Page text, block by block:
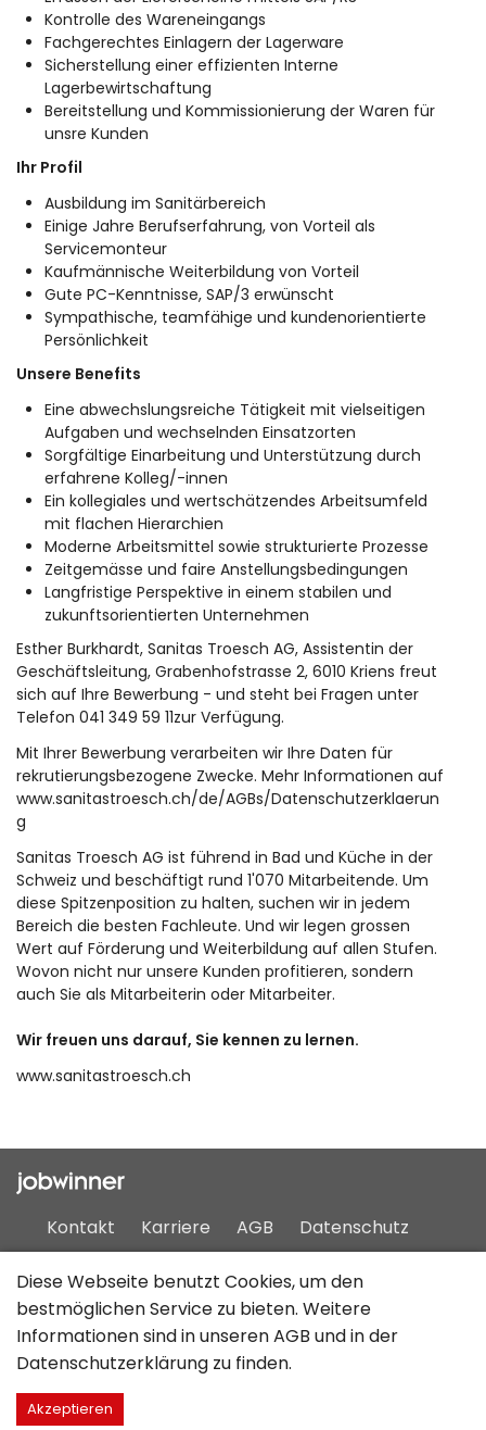
Kontrolle des Wareneingangs
Fachgerechtes Einlagern der Lagerware
Sicherstellung einer effizienten Interne
Lagerbewirtschaftung
Bereitstellung und Kommissionierung der Waren für
unsre Kunden
Ihr Profil
Ausbildung im Sanitärbereich
Einige Jahre Berufserfahrung, von Vorteil als
Servicemonteur
Kaufmännische Weiterbildung von Vorteil
Gute PC-Kenntnisse, SAP/3 erwünscht
Sympathische, teamfähige und kundenorientierte
Persönlichkeit
Unsere Benefits
Eine abwechslungsreiche Tätigkeit mit vielseitigen
Aufgaben und wechselnden Einsatzorten
Sorgfältige Einarbeitung und Unterstützung durch
erfahrene Kolleg/-innen
Ein kollegiales und wertschätzendes Arbeitsumfeld
mit flachen Hierarchien
Moderne Arbeitsmittel sowie strukturierte Prozesse
Zeitgemässe und faire Anstellungsbedingungen
Langfristige Perspektive in einem stabilen und
zukunftsorientierten Unternehmen
Esther Burkhardt, Sanitas Troesch AG, Assistentin der
Geschäftsleitung, Grabenhofstrasse 2, 6010 Kriens freut
sich auf Ihre Bewerbung - und steht bei Fragen unter
Telefon 041 349 59 11zur Verfügung.
Mit Ihrer Bewerbung verarbeiten wir Ihre Daten für
rekrutierungsbezogene Zwecke. Mehr Informationen auf
www.sanitastroesch.ch/de/AGBs/Datenschutzerklaerun
g
Sanitas Troesch AG ist führend in Bad und Küche in der
Schweiz und beschäftigt rund 1'070 Mitarbeitende. Um
diese Spitzenposition zu halten, suchen wir in jedem
Bereich die besten Fachleute. Und wir legen grossen
Wert auf Förderung und Weiterbildung auf allen Stufen.
Wovon nicht nur unsere Kunden profitieren, sondern
auch Sie als Mitarbeiterin oder Mitarbeiter.
Wir freuen uns darauf, Sie kennen zu lernen.
www.sanitastroesch.ch
Kontakt Karriere AGB
Datenschutz
Impressum
Sitemap
Deutsch
Diese Webseite benutzt Cookies, um den
bestmöglichen Service zu bieten. Weitere
Informationen sind in unserenAGB und in der
Datenschutzerklärung zu finden.
Akzeptieren